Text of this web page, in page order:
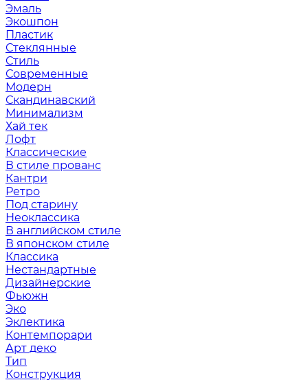
Эмаль
Экошпон
Пластик
Стеклянные
Стиль
Современные
Модерн
Скандинавский
Минимализм
Хай тек
Лофт
Классические
В стиле прованс
Кантри
Ретро
Под старину
Неоклассика
В английском стиле
В японском стиле
Классика
Нестандартные
Дизайнерские
Фьюжн
Эко
Эклектика
Контемпорари
Арт деко
Тип
Конструкция